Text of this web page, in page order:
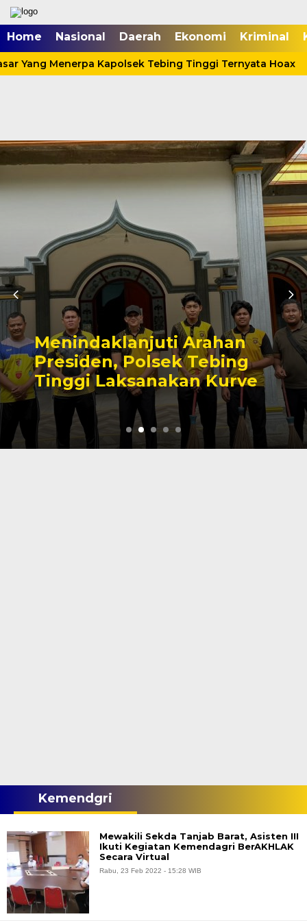
Home Nasional Daerah Ekonomi Kriminal
Yang Menerpa Kapolsek Tebing Tinggi Ternyata Hoax
Cinta Ditolak, Seorang
Tewas Gantung Diri Di
Tanjab Barat
Kemendgri
Mewakili Sekda Tanjab Barat, Asisten III
Ikuti Kegiatan Kemendagri BerAKHLAK
Secara Virtual
Rabu, 23 Feb 2022 - 15:28 WIB